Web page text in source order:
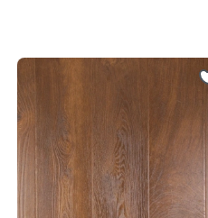
Ламинат 10 мм